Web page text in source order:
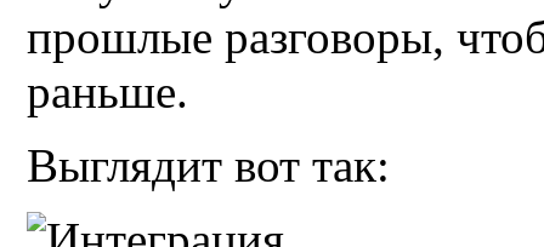
прошлые разговоры,
раньше.
Выглядит вот так: